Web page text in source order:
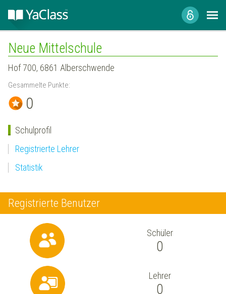
Neue Mittelschule
Hof 700, 6861 Alberschwende
Gesammelte Punkte:
0
Schulprofil
Registrierte Lehrer
Statistik
Registrierte Benutzer
Schüler
0
Lehrer
0